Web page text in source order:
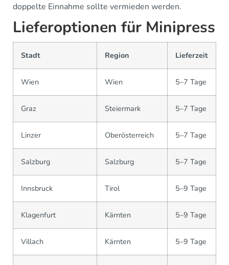
doppelte Einnahme sollte vermieden werden.
Lieferoptionen für Minipress
Stadt Region Lieferzeit
Wien Wien 5–7 Tage
Graz Steiermark 5–7 Tage
Linzer Oberösterreich 5–7 Tage
Salzburg Salzburg 5–7 Tage
Innsbruck Tirol 5–9 Tage
Klagenfurt Kärnten 5–9 Tage
Villach Kärnten 5–9 Tage